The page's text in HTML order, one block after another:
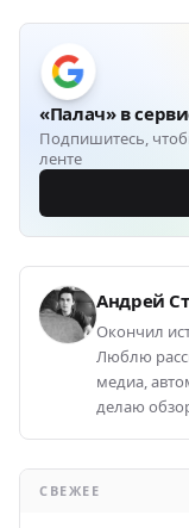
«Палач» в
Подпишитесь,
ленте
Андрей
Окончил
Люблю
медиа,
делаю
СВЕЖЕЕ